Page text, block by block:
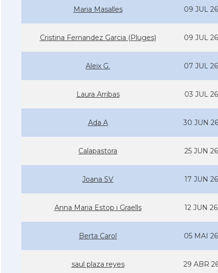
Maria Masalles 09 JUL 26
Cristina Fernandez Garcia (Pluges) 09 JUL 26
Aleix G. 07 JUL 26
Laura Arribas 03 JUL 26
Ada A 30 JUN 26
Calapastora 25 JUN 26
Joana SV 17 JUN 26
Anna Maria Estop i Graells 12 JUN 26
Berta Carol 05 MAI 26
saul plaza reyes 29 ABR